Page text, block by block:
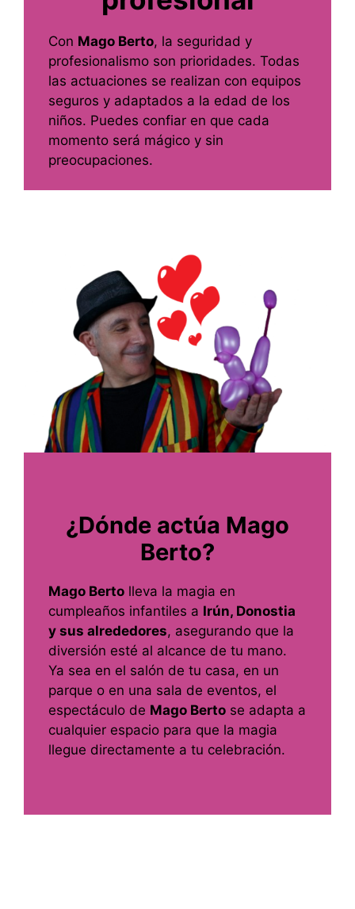
Con Mago Berto, la seguridad y
profesionalismo son prioridades. Todas
las actuaciones se realizan con equipos
seguros y adaptados a la edad de los
niños. Puedes confiar en que cada
momento será mágico y sin
preocupaciones.
¿Dónde actúa Mago
Berto?
Mago Berto lleva la magia en
cumpleaños infantiles a Irún, Donostia
y sus alrededores, asegurando que la
diversión esté al alcance de tu mano.
Ya sea en el salón de tu casa, en un
parque o en una sala de eventos, el
espectáculo de Mago Berto se adapta a
cualquier espacio para que la magia
llegue directamente a tu celebración.